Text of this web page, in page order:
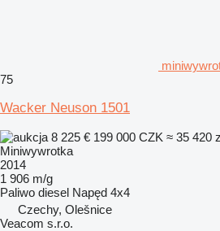
75
Wacker Neuson 1501
8 225 € 199 000 CZK ≈ 35 420
Miniwywrotka
2014
1 906 m/g
Paliwo diesel Napęd 4x4
Czechy, Olešnice
Veacom s.r.o.